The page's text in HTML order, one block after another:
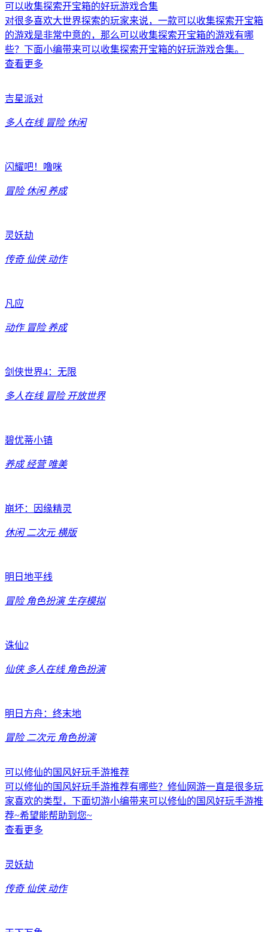
可以收集探索开宝箱的好玩游戏合集
对很多喜欢大世界探索的玩家来说，一款可以收集探索开宝箱
的游戏是非常中意的，那么可以收集探索开宝箱的游戏有哪
些？下面小编带来可以收集探索开宝箱的好玩游戏合集。
查看更多
吉星派对
多人在线 冒险 休闲
闪耀吧！噜咪
冒险 休闲 养成
灵妖劫
传奇 仙侠 动作
凡应
动作 冒险 养成
剑侠世界4：无限
多人在线 冒险 开放世界
碧优蒂小镇
养成 经营 唯美
崩坏：因缘精灵
休闲 二次元 横版
明日地平线
冒险 角色扮演 生存模拟
诛仙2
仙侠 多人在线 角色扮演
明日方舟：终末地
冒险 二次元 角色扮演
可以修仙的国风好玩手游推荐
可以修仙的国风好玩手游推荐有哪些？修仙网游一直是很多玩
家喜欢的类型，下面切游小编带来可以修仙的国风好玩手游推
荐~希望能帮助到您~
查看更多
灵妖劫
传奇 仙侠 动作